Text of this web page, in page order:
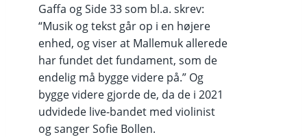
Gaffa og Side 33 som bl.a. skrev:
“Musik og tekst går op i en højere
enhed, og viser at Mallemuk allerede
har fundet det fundament, som de
endelig må bygge videre på.” Og
bygge videre gjorde de, da de i 2021
udvidede live-bandet med violinist
og sanger Sofie Bollen.